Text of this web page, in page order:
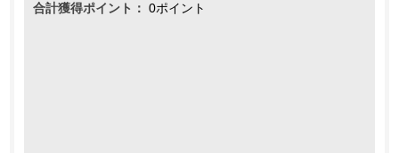
合計獲得ポイント： 0ポイント